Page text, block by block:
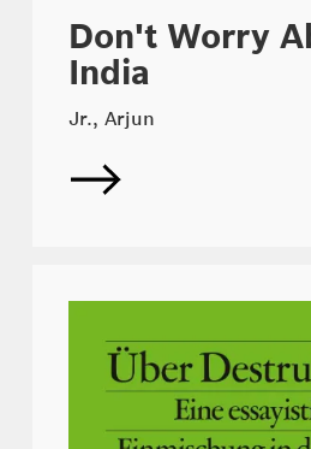
Don't Worry
India
Jr., Arjun